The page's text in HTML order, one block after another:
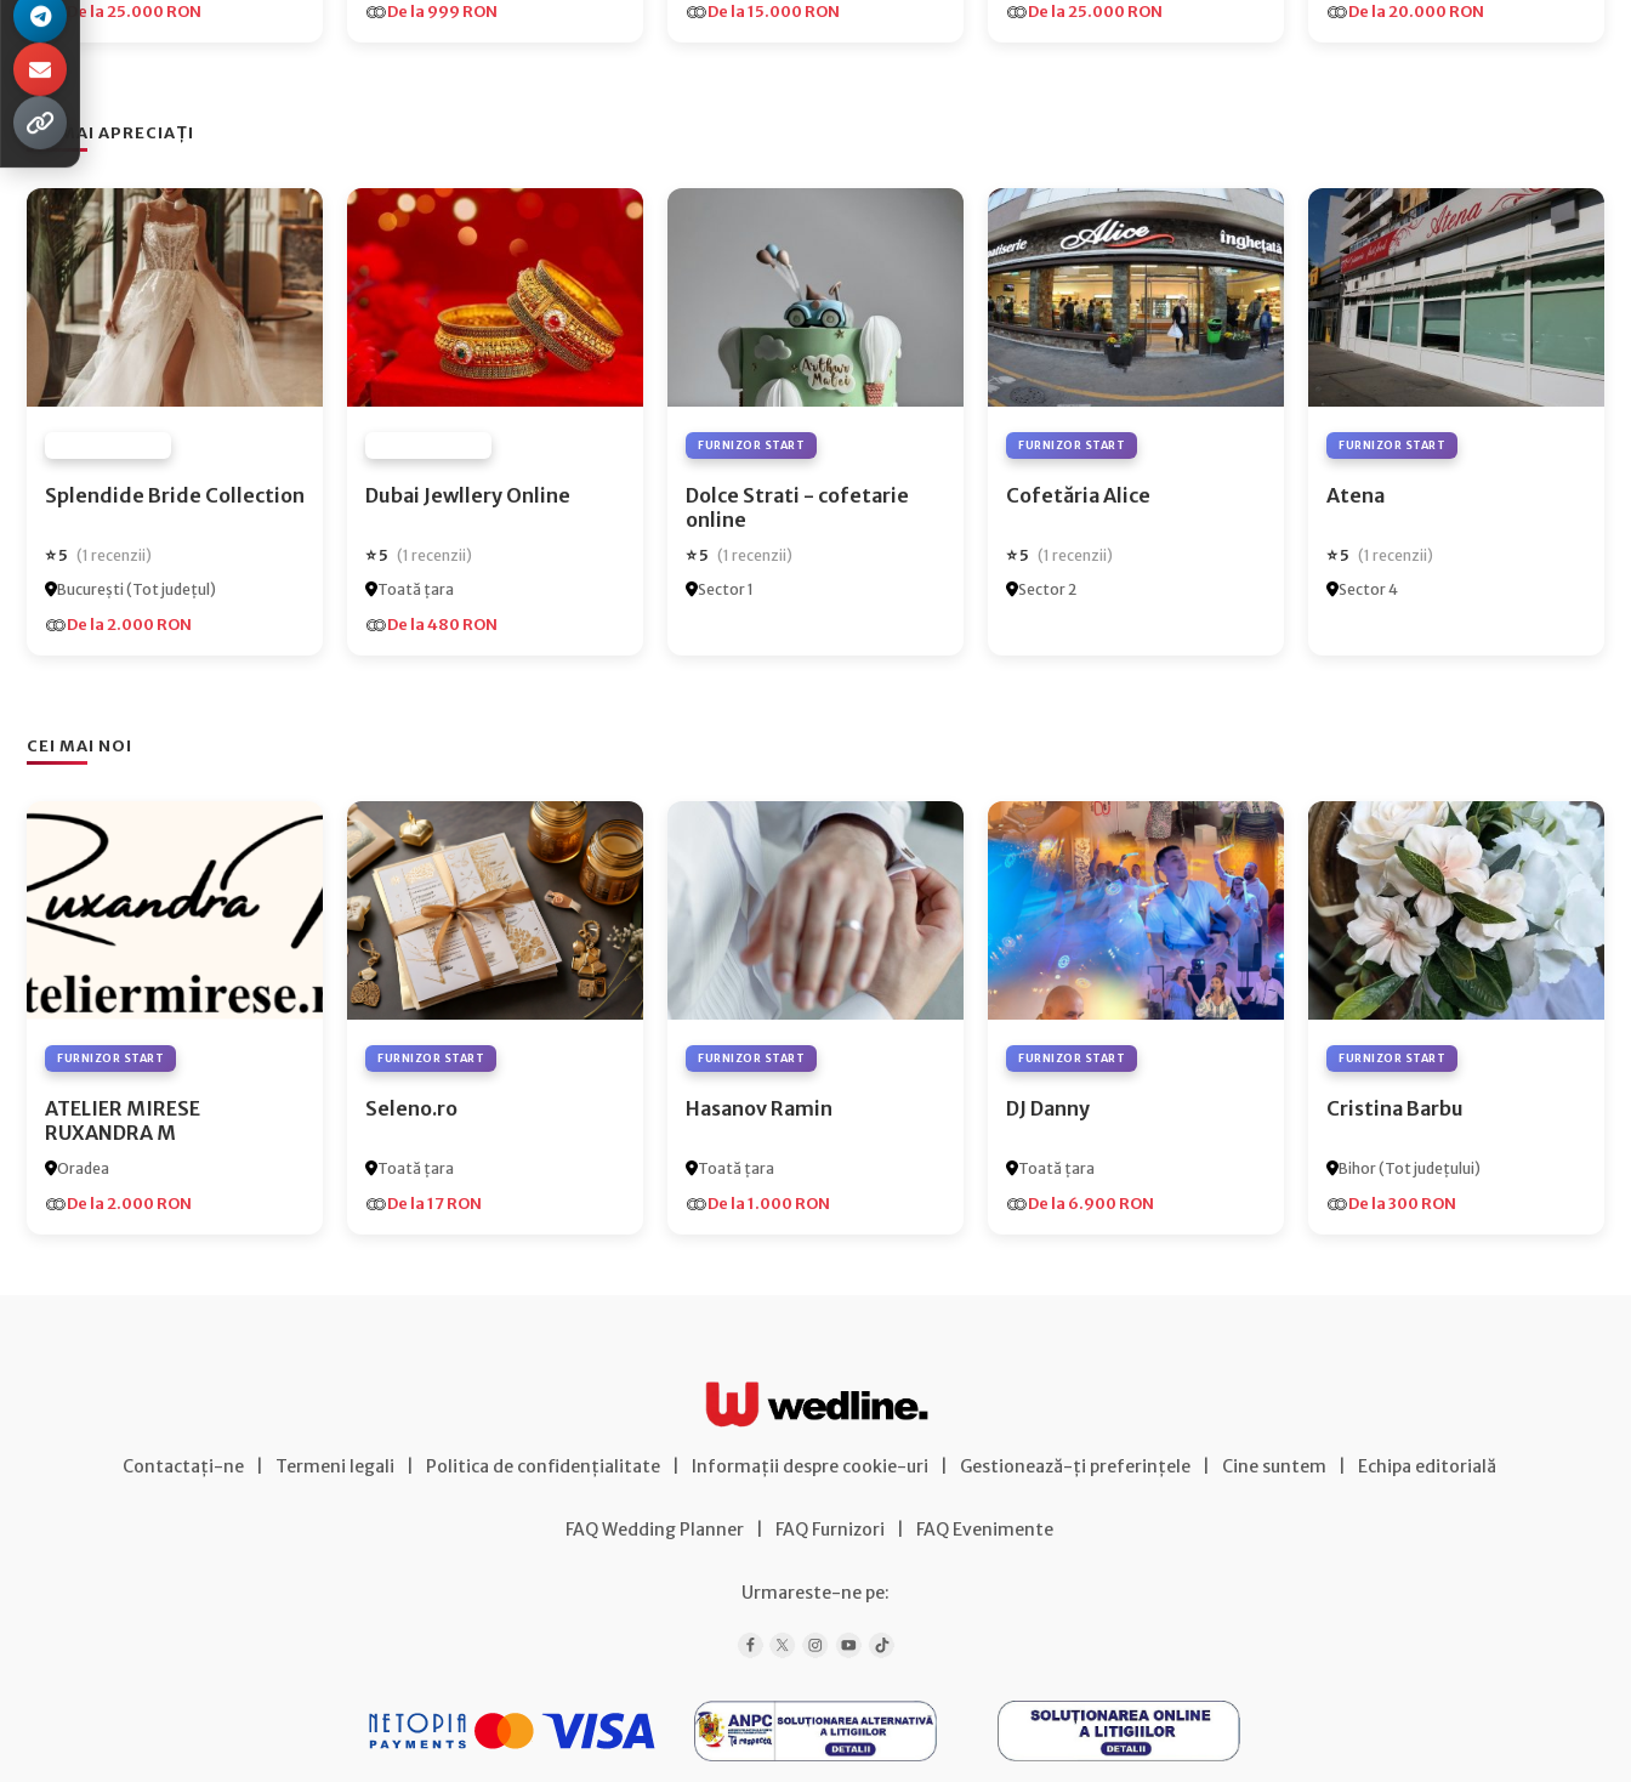
De la 25.000 RON De la 999 RON De la 15.000 RON De la 25.000 RON De la 20.000 RON
CEI MAI APRECIAȚI
Splendide Bride Collection
⭐ 5 (1 recenzii)
București (Tot județul)
De la 2.000 RON
Dubai Jewllery Online
⭐ 5 (1 recenzii)
Toată țara
De la 480 RON
FURNIZOR START
Dolce Strati - cofetarie
online
⭐ 5 (1 recenzii)
Sector 1
FURNIZOR START
Cofetăria Alice
⭐ 5 (1 recenzii)
Sector 2
FURNIZOR START
Atena
⭐ 5 (1 recenzii)
Sector 4
CEI MAI NOI
FURNIZOR START
ATELIER MIRESE
RUXANDRA M
Oradea
De la 2.000 RON
FURNIZOR START
Seleno.ro
Toată țara
De la 17 RON
FURNIZOR START
Hasanov Ramin
Toată țara
De la 1.000 RON
FURNIZOR START
DJ Danny
Toată țara
De la 6.900 RON
FURNIZOR START
Cristina Barbu
Bihor (Tot județului)
De la 300 RON
Contactați-ne Termeni legali Politica de confidențialitate Informații despre cookie-uri Gestionează-ți preferințele Cine suntem Echipa editorială
FAQ Wedding Planner FAQ Furnizori FAQ Evenimente
Urmareste-ne pe: